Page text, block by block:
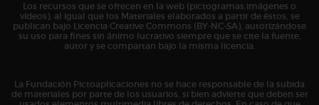
Los recursos que se ofrecen en la web (pictogramas,imágenes o
vídeos), al igual que los Materiales elaborados a partir de éstos, se
publican bajo Licencia Creative Commons (BY-NC-SA), autorizándose
su uso para fines sin ánimo lucrativo siempre que se cite la fuente,
autor y se compartan bajo la misma licencia.
La Fundación Pictoaplicaciones no se hace responsable de la subida
de materiales por parte de los usuarios, si bien advierte que deben ser